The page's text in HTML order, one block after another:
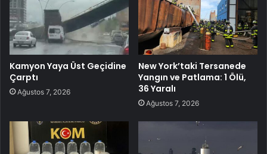
Kamyon Yaya Üst Geçidine
Çarptı
Ağustos 7, 2026
New York’taki Tersanede
Yangın ve Patlama: 1 Ölü,
36 Yaralı
Ağustos 7, 2026